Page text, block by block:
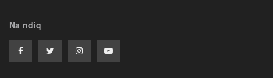
Na ndiq